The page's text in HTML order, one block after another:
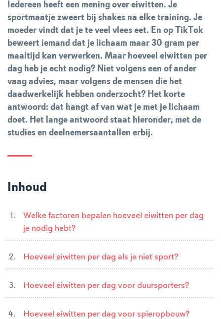
Iedereen heeft een mening over eiwitten. Je
sportmaatje zweert bij shakes na elke training. Je
moeder vindt dat je te veel vlees eet. En op TikTok
beweert iemand dat je lichaam maar 30 gram per
maaltijd kan verwerken. Maar hoeveel eiwitten per
dag heb je echt nodig? Niet volgens een of ander
vaag advies, maar volgens de mensen die het
daadwerkelijk hebben onderzocht? Het korte
antwoord: dat hangt af van wat je met je lichaam
doet. Het lange antwoord staat hieronder, met de
studies en deelnemersaantallen erbij.
Inhoud
Welke factoren bepalen hoeveel eiwitten per dag
je nodig hebt?
Hoeveel eiwitten per dag als je niet sport?
Hoeveel eiwitten per dag voor duursporters?
Hoeveel eiwitten per dag voor spieropbouw?